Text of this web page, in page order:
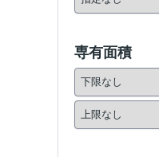
専有面積